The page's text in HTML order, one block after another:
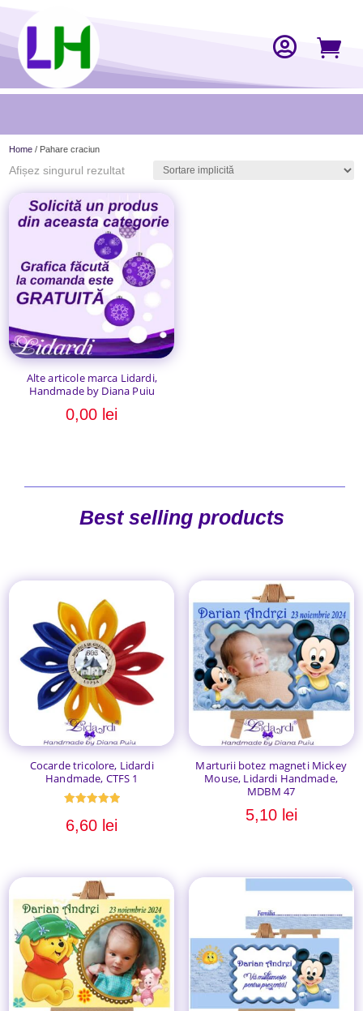
 
Home / Pahare craciun
Afișez singurul rezultat
Alte articole marca Lidardi,
Handmade by Diana Puiu
0,00 lei
Best selling products
Cocarde tricolore, Lidardi
Handmade, CTFS 1
5.00
din 5
6,60 lei
Marturii botez magneti Mickey
Mouse, Lidardi Handmade,
MDBM 47
5,10 lei